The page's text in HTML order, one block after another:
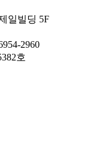
일빌딩 5F
2960
호